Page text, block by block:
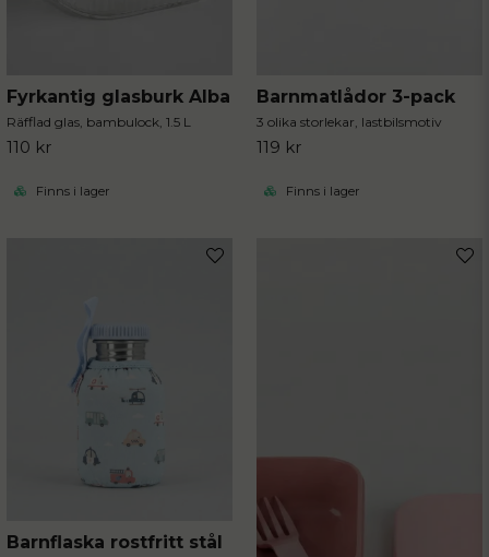
Fyrkantig glasburk Alba
Räfflad glas, bambulock, 1.5 L
110 kr
Finns i lager
Barnmatlådor 3-pack
3 olika storlekar, lastbilsmotiv
119 kr
Finns i lager
Barnflaska rostfritt stål